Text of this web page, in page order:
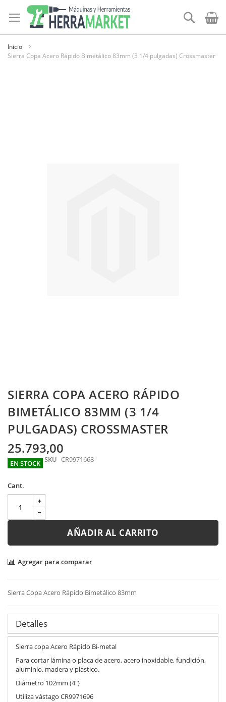
al
contenido
Buscar
Inicio
Sierra Copa Acero Rápido Bimetálico 83mm (3 1/4 pulgadas) Crossmaster
Skip
to
the
beginning
of
the
images
gallery
SIERRA COPA ACERO RÁPIDO
BIMETÁLICO 83MM (3 1/4
PULGADAS) CROSSMASTER
25.793,00
EN STOCK SKU CR9971668
Cant.
AÑADIR AL CARRITO
Agregar para comparar
Sierra Copa Acero Rápido Bimetálico 83mm
Detalles
Sierra copa Acero Rápido Bi-metal
Para cortar lámina o placa de acero, acero inoxidable, fundición,
aluminio, madera y plástico.
Diámetro 102mm (4")
Utiliza vástago CR9971696